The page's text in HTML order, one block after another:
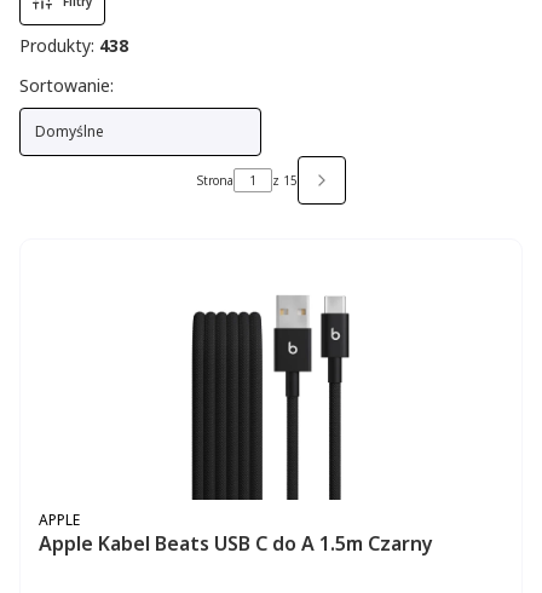
Produkty: 438
Lista produktów
Sortowanie:
Domyślne
Strona z 15 NASTĘPNE PRODUKTY
Apple Kabel Beats USB C do A 1.5m Czarny
PRODUCENT
APPLE